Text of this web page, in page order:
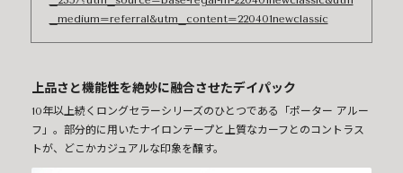
_medium=referral&utm_content=220401newclassic
上品さと機能性を絶妙に融合させたデイパック
10年以上続くロングセラーシリーズのひとつである「ポーター アルー
フ」。部分的に用いたナイロンテープと上質なカーフとのコントラス
トが、どこかカジュアルな印象を醸す。